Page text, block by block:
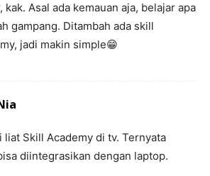
kak. Asal ada kemauan aja, belajar apa
gampang. Ditambah ada skill
jadi makin simple😁
liat Skill Academy di tv. Ternyata
diintegrasikan dengan laptop.